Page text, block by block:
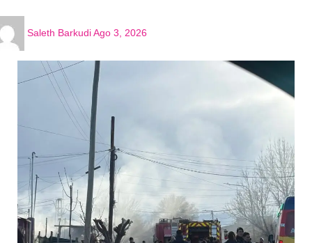
Saleth BarkudiAgo 3, 2026